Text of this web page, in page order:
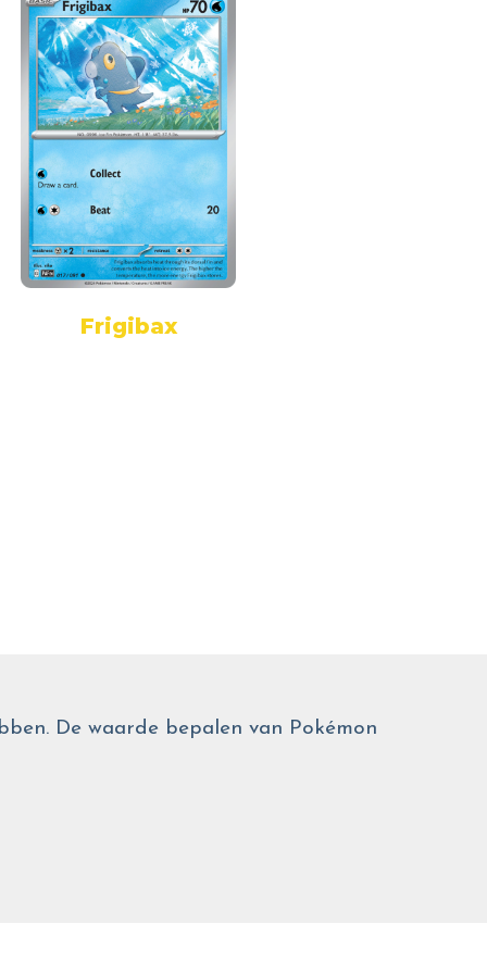
Frigibax
De waarde bepalen van Pokémon